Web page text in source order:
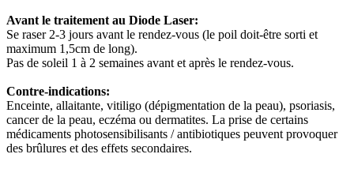
Avant le traitement au Diode Laser:
Se raser 2-3 jours avant le rendez-vous (le poil doit-être sorti et
maximum 1,5cm de long).
Pas de soleil 1 à 2 semaines avant et après le rendez-vous.
Contre-indications:
Enceinte, allaitante, vitiligo (dépigmentation de la peau), psoriasis,
cancer de la peau, eczéma ou dermatites. La prise de certains
médicaments photosensibilisants / antibiotiques peuvent provoquer
des brûlures et des effets secondaires.